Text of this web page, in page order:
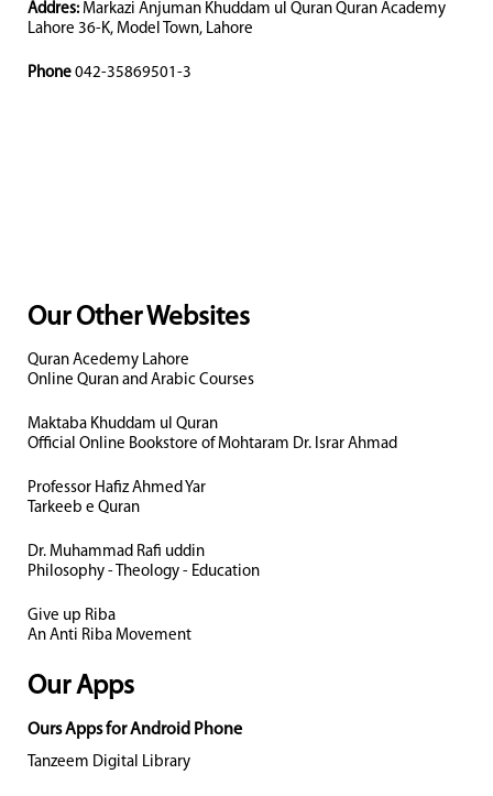
Addres: Markazi Anjuman Khuddam ul Quran Quran Academy
Lahore 36-K, Model Town, Lahore
Phone 042-35869501-3
Our Other Websites
Quran Acedemy Lahore
Online Quran and Arabic Courses
Maktaba Khuddam ul Quran
Official Online Bookstore of Mohtaram Dr. Israr Ahmad
Professor Hafiz Ahmed Yar
Tarkeeb e Quran
Dr. Muhammad Rafi uddin
Philosophy - Theology - Education
Give up Riba
An Anti Riba Movement
Our Apps
Ours Apps for Android Phone
Tanzeem Digital Library